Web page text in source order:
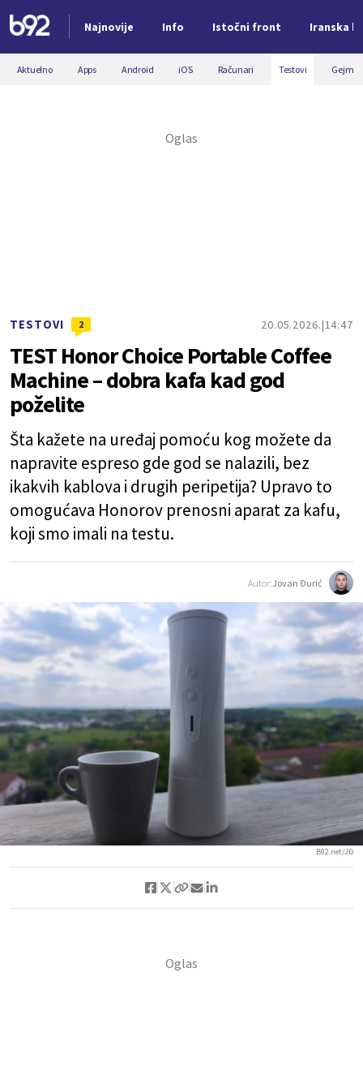
Najnovije Info Istočni front Iranska
Nova vest
Aktuelno Apps Android iOS Računari Testovi
TESTOVI 2 20.05.2026. 14:47
TEST Honor Choice Portable Coffee
Machine – dobra kafa kad god
poželite
Šta kažete na uređaj pomoću kog možete da
napravite espreso gde god se nalazili, bez
ikakvih kablova i drugih peripetija? Upravo to
omogućava Honorov prenosni aparat za kafu,
koji smo imali na testu.
Autor:Jovan Đurić
B92.net/JĐ